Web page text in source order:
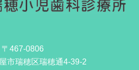
〒467-0806
市瑞穂区瑞穂通4-39-2